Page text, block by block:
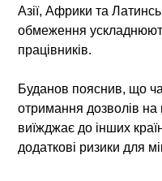
Азії, Африки та
обмеження
працівників.
Буданов пояснив, що
отримання дозволів на
виїжджає до інших
додаткові ризики для